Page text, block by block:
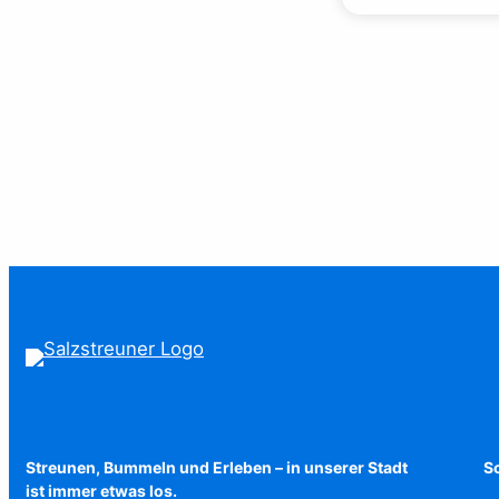
Streunen, Bummeln und Erleben – in unserer Stadt
ist immer etwas los.